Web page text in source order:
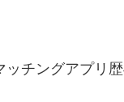
ッチングアプリ